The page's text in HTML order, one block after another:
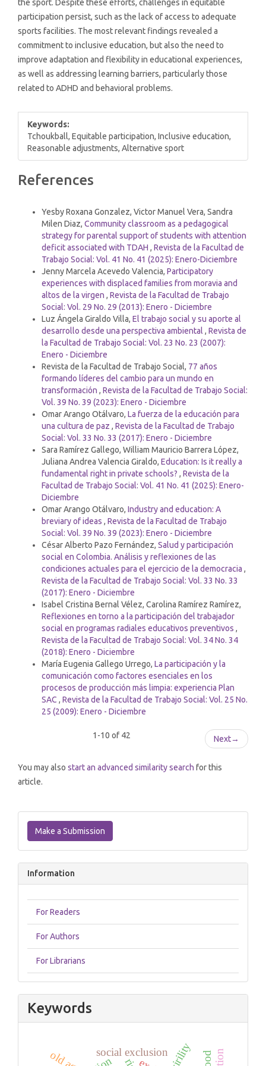
the sport. Despite these efforts, challenges in equitable
participation persist, such as the lack of access to adequate
sports facilities. The most relevant findings revealed a
commitment to inclusive education, but also the need to
improve adaptation and flexibility in educational experiences,
as well as addressing learning barriers, particularly those
related to ADHD and behavioral problems.
Keywords:
Tchoukball, Equitable participation, Inclusive education,
Reasonable adjustments, Alternative sport
Article
References
Yesby Roxana Gonzalez, Victor Manuel Vera, Sandra
Milen Diaz, Community classroom as a pedagogical
strategy for parental support of students with attention
deficit associated with TDAH , Revista de la Facultad de
Trabajo Social: Vol. 41 No. 41 (2025): Enero-Diciembre
Jenny Marcela Acevedo Valencia, Participatory
experiences with displaced families from moravia and
altos de la virgen , Revista de la Facultad de Trabajo
Social: Vol. 29 No. 29 (2013): Enero - Diciembre
Luz Ángela Giraldo Villa, El trabajo social y su aporte al
desarrollo desde una perspectiva ambiental , Revista de
la Facultad de Trabajo Social: Vol. 23 No. 23 (2007):
Enero - Diciembre
Revista de la Facultad de Trabajo Social, 77 años
formando líderes del cambio para un mundo en
transformación , Revista de la Facultad de Trabajo Social:
Vol. 39 No. 39 (2023): Enero - Diciembre
Omar Arango Otálvaro, La fuerza de la educación para
una cultura de paz , Revista de la Facultad de Trabajo
Social: Vol. 33 No. 33 (2017): Enero - Diciembre
Sara Ramírez Gallego, William Mauricio Barrera López,
Juliana Andrea Valencia Giraldo, Education: Is it really a
fundamental right in private schools? , Revista de la
Facultad de Trabajo Social: Vol. 41 No. 41 (2025): Enero-
Diciembre
Omar Arango Otálvaro, Industry and education: A
breviary of ideas , Revista de la Facultad de Trabajo
Social: Vol. 39 No. 39 (2023): Enero - Diciembre
César Alberto Pazo Fernández, Salud y participación
social en Colombia. Análisis y reflexiones de las
condiciones actuales para el ejercicio de la democracia ,
Revista de la Facultad de Trabajo Social: Vol. 33 No. 33
(2017): Enero - Diciembre
Isabel Cristina Bernal Vélez, Carolina Ramírez Ramírez,
Reflexiones en torno a la participación del trabajador
social en programas radiales educativos preventivos ,
Revista de la Facultad de Trabajo Social: Vol. 34 No. 34
(2018): Enero - Diciembre
María Eugenia Gallego Urrego, La participación y la
comunicación como factores esenciales en los
procesos de producción más limpia: experiencia Plan
SAC , Revista de la Facultad de Trabajo Social: Vol. 25 No.
25 (2009): Enero - Diciembre
1-10 of 42 Next→
You may also start an advanced similarity search for this
article.
a
Submission
Make a Submission
Information
For Readers
For Authors
For Librarians
Keywords
social exclusionvirility